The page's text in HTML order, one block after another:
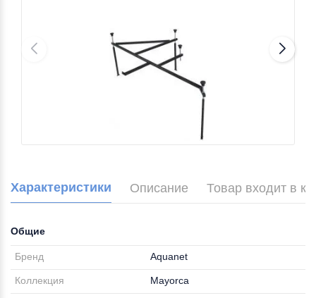
Характеристики Описание Товар входит в
Общие
Бренд Aquanet
Коллекция Mayorca